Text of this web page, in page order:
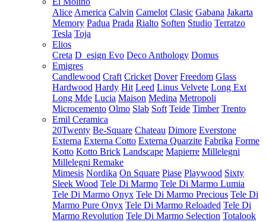
Alice America Calvin Camelot Clasic Gabana Jakarta
Memory Padua Prada Rialto Soften Studio Terratzo
Tesla Toja
Elios
Creta D_esign Evo Deco Anthology Domus
Emigres
Candlewood Craft Cricket Dover Freedom Glass
Hardwood Hardy Hit Leed Linus Velvete Long Ext
Long Mde Lucia Maison Medina Metropoli
Microcemento Olmo Slab Soft Teide Timber Trento
Emil Ceramica
20Twenty Be-Square Chateau Dimore Everstone
Externa Externa Cotto Externa Quarzite Fabrika Forme
Kotto Kotto Brick Landscape Mapierre Millelegni
Millelegni Remake
Mimesis Nordika On Square Piase Playwood Sixty
Sleek Wood Tele Di Marmo Tele Di Marmo Lumia
Tele Di Marmo Onyx Tele Di Marmo Precious Tele Di
Marmo Pure Onyx Tele Di Marmo Reloaded Tele Di
Marmo Revolution Tele Di Marmo Selection Totalook